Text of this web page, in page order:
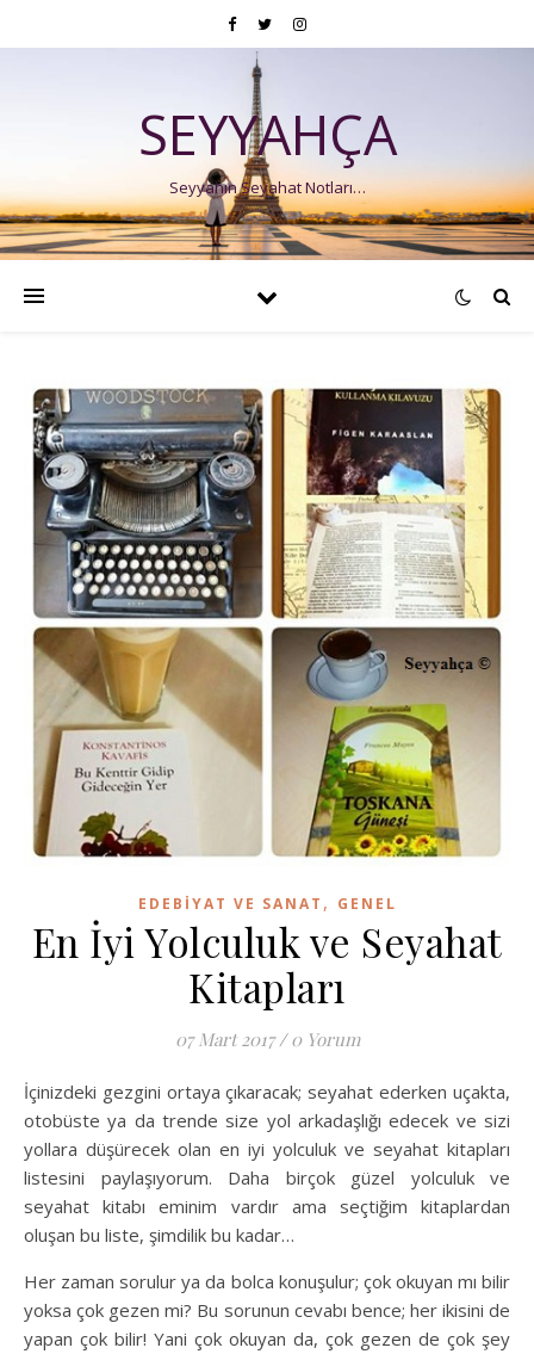
SEYYAHÇA
Seyyahın Seyahat Notları…
EDEBIYAT VE SANAT , GENEL
En İyi Yolculuk ve Seyahat
Kitapları
07 Mart 2017 / 0 Yorum
İçinizdeki gezgini ortaya çıkaracak; seyahat ederken uçakta,
otobüste ya da trende size yol arkadaşlığı edecek ve sizi
yollara düşürecek olan en iyi yolculuk ve seyahat kitapları
listesini paylaşıyorum. Daha birçok güzel yolculuk ve
seyahat kitabı eminim vardır ama seçtiğim kitaplardan
oluşan bu liste, şimdilik bu kadar…
Her zaman sorulur ya da bolca konuşulur; çok okuyan mı bilir
yoksa çok gezen mi? Bu sorunun cevabı bence; her ikisini de
yapan çok bilir! Yani çok okuyan da, çok gezen de çok şey